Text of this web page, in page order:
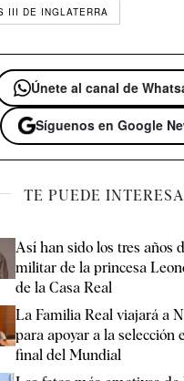
III DE INGLATERRA
Únete al canal de
Síguenos en Google
TE PUEDE
Así han sido los tres años
militar de la princesa
de la Casa Real
La Familia Real viajará a
para apoyar a la selección
final del Mundial